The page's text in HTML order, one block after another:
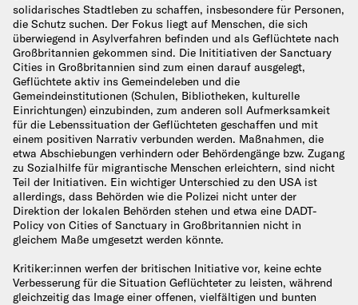
solidarisches Stadtleben zu schaffen, insbesondere für Personen,
die Schutz suchen. Der Fokus liegt auf Menschen, die sich
überwiegend in Asylverfahren befinden und als Geflüchtete nach
Großbritannien gekommen sind. Die Inititiativen der Sanctuary
Cities in Großbritannien sind zum einen darauf ausgelegt,
Geflüchtete aktiv ins Gemeindeleben und die
Gemeindeinstitutionen (Schulen, Bibliotheken, kulturelle
Einrichtungen) einzubinden, zum anderen soll Aufmerksamkeit
für die Lebenssituation der Geflüchteten geschaffen und mit
einem positiven Narrativ verbunden werden. Maßnahmen, die
etwa Abschiebungen verhindern oder Behördengänge bzw. Zugang
zu Sozialhilfe für migrantische Menschen erleichtern, sind nicht
Teil der Initiativen. Ein wichtiger Unterschied zu den USA ist
allerdings, dass Behörden wie die Polizei nicht unter der
Direktion der lokalen Behörden stehen und etwa eine DADT-
Policy von Cities of Sanctuary in Großbritannien nicht in
gleichem Maße umgesetzt werden könnte.
Kritiker:innen werfen der britischen Initiative vor, keine echte
Verbesserung für die Situation Geflüchteter zu leisten, während
gleichzeitig das Image einer offenen, vielfältigen und bunten